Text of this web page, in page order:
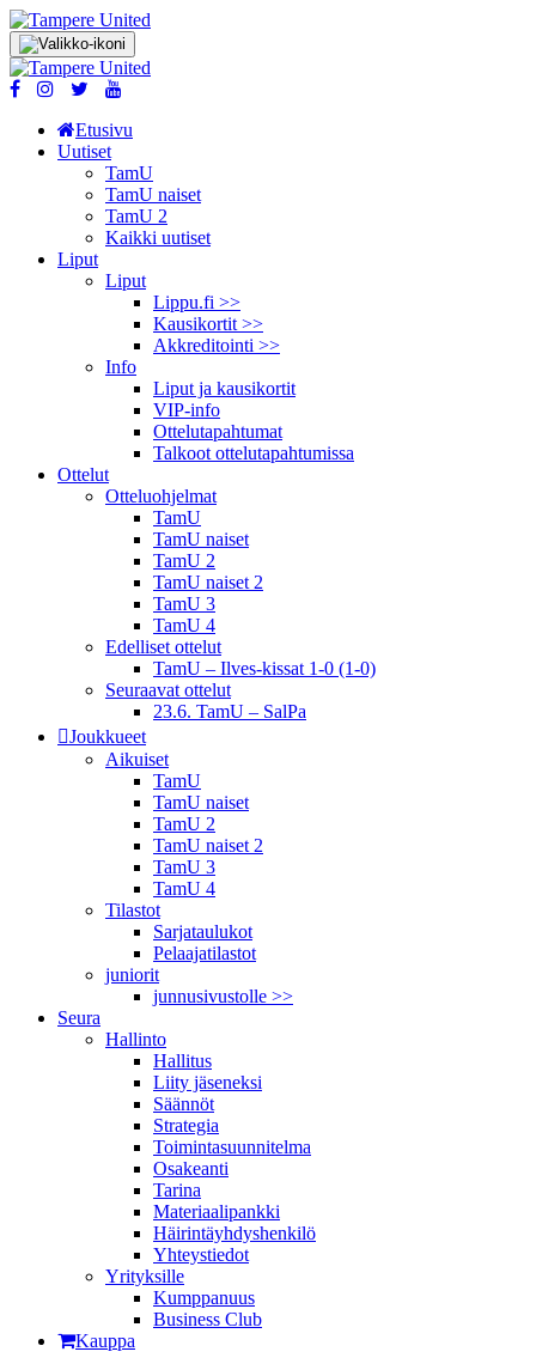
Etusivu
Uutiset
TamU
TamU naiset
TamU 2
Kaikki uutiset
Liput
Liput
Lippu.fi >>
Kausikortit >>
Akkreditointi >>
Info
Liput ja kausikortit
VIP-info
Ottelutapahtumat
Talkoot ottelu­tapahtumissa
Ottelut
Otteluohjelmat
TamU
TamU naiset
TamU 2
TamU naiset 2
TamU 3
TamU 4
Edelliset ottelut
TamU – Ilves-kissat 1-0 (1-0)
Seuraavat ottelut
23.6. TamU – SalPa
Joukkueet
Aikuiset
TamU
TamU naiset
TamU 2
TamU naiset 2
TamU 3
TamU 4
Tilastot
Sarjataulukot
Pelaajatilastot
juniorit
junnusivustolle >>
Seura
Hallinto
Hallitus
Liity jäseneksi
Säännöt
Strategia
Toimintasuunnitelma
Osakeanti
Tarina
Materiaalipankki
Häirintä­yhdyshenkilö
Yhteystiedot
Yrityksille
Kumppanuus
Business Club
Kauppa